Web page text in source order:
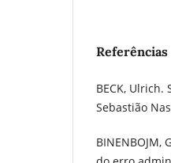
Referências
BECK,
Sebastião
BINENBOJM,